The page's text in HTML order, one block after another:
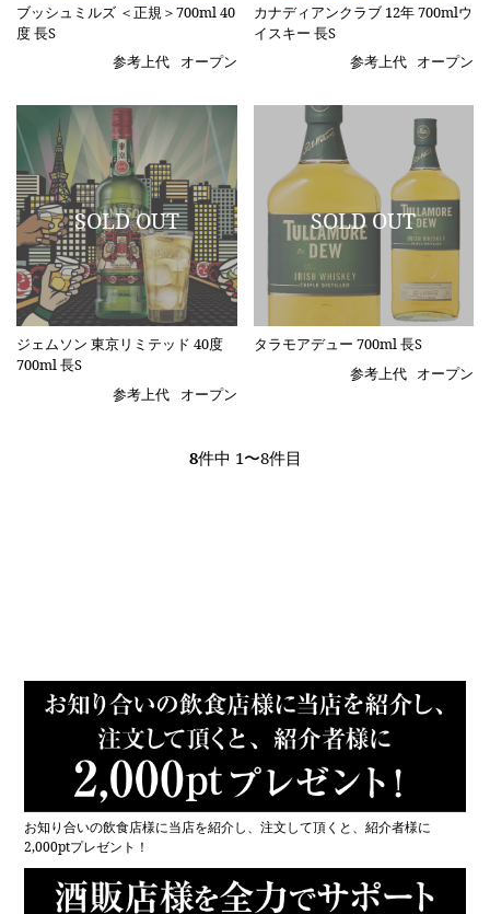
ブッシュミルズ ＜正規＞700ml 40
度 長S
参考上代
オープン
カナディアンクラブ 12年 700mlウ
イスキー 長S
参考上代 オープン
ジェムソン 東京リミテッド 40度
700ml 長S
参考上代
オープン
タラモアデュー 700ml 長S
参考上代 オープン
8件中 1〜8件目
お知り合いの飲食店様に当店を紹介し、注文して頂くと、紹介者様に
2,000ptプレゼント！